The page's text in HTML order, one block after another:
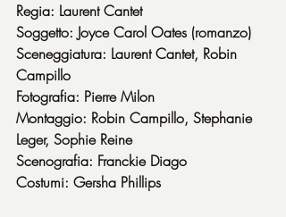
Regia: Laurent Cantet
Soggetto: Joyce Carol Oates (romanzo)
Sceneggiatura: Laurent Cantet, Robin
Campillo
Fotografia: Pierre Milon
Montaggio: Robin Campillo, Stephanie
Leger, Sophie Reine
Scenografia: Franckie Diago
Costumi: Gersha Phillips